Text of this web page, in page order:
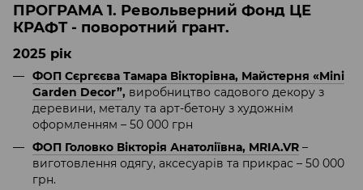
ПРОГРАМА 1. Револьверний Фонд ЦЕ
КРАФТ- поворотний грант.
2025 рік
ФОП Сєргєєва Тамара Вікторівна, Майстерня «Mini
Garden Decor”, виробництво садового декору з
деревини, металу та арт-бетону з художнім
оформленням – 50 000 грн
ФОП Головко Вікторія Анатоліївна, MRIA.VR –
виготовлення одягу, аксесуарів та прикрас – 50 000
грн.